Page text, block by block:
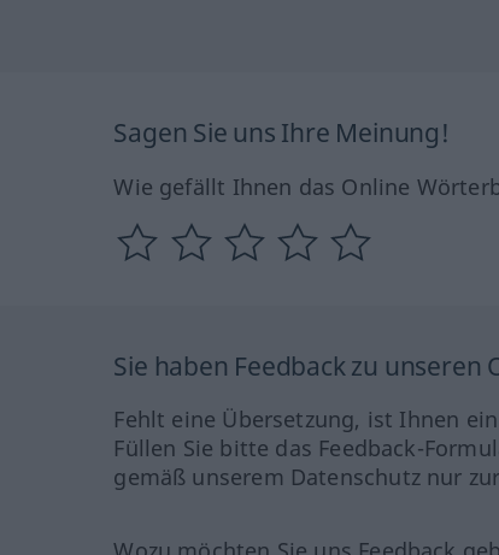
Sagen Sie uns Ihre Meinung!
Wie gefällt Ihnen das Online
Sie haben Feedback zu
Fehlt eine Übersetzung, ist Ihnen
Füllen Sie bitte das Feedback-
gemäß unserem Datenschutz nur